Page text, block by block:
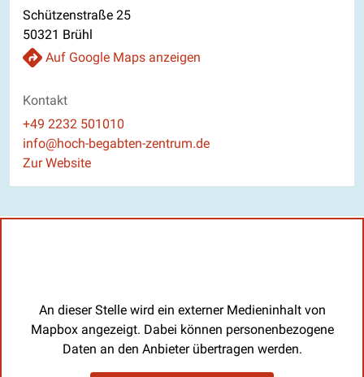
Schützenstraße 25
50321 Brühl
Auf Google Maps anzeigen
Kontakt
Telefon
+49 2232 501010
E-Mail
info@hoch-begabten-zentrum.de
Website
Zur Website
An dieser Stelle wird ein externer Medieninhalt von
Mapbox angezeigt. Dabei können personenbezogene
Daten an den Anbieter übertragen werden.